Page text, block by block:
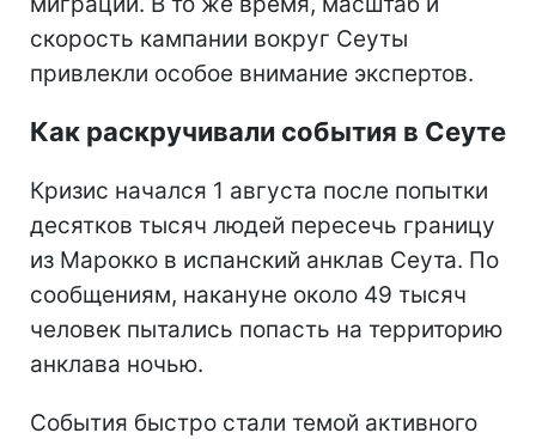
скорость кампании вокруг Сеуты
привлекли особое внимание экспертов.
Как раскручивали события в Сеуте
Кризис начался 1 августа после попытки
десятков тысяч людей пересечь границу
из Марокко в испанский анклав Сеута. По
сообщениям, накануне около 49 тысяч
человек пытались попасть на территорию
анклава ночью.
События быстро стали темой активного